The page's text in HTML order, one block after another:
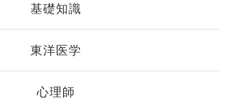
基礎知識
東洋医学
心理師